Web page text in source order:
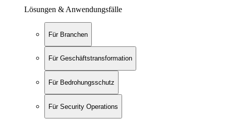
Lösungen & Anwendungsfälle
Für Branchen
Für Geschäftstransformation
Für Bedrohungsschutz
Für Security Operations